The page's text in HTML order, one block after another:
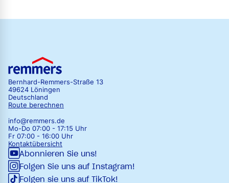
Bernhard-Remmers-Straße 13
49624 Löningen
Deutschland
Route berechnen
info@remmers.de
Mo-Do 07:00 - 17:15 Uhr
Fr 07:00 - 16:00 Uhr
Kontaktübersicht
Abonnieren Sie uns!
Folgen Sie uns auf Instagram!
Folgen sie uns auf TikTok!